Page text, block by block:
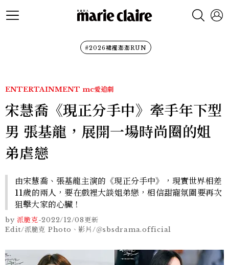
#2026裙襬澎澎RUN
ENTERTAINMENT mc愛追劇
宋慧喬《現正分手中》牽手年下型
男 張基龍，展開一場時尚圈的姐
弟虐戀
由宋慧喬、張基龍主演的《現正分手中》，現實世界相差
11歲的兩人，要在戲裡大談姐弟戀，相信甜寵氛圍要再次
狙擊大家的心臟！
by 派脆克-2022/12/08更新
Edit/派脆克 Photo、影片/＠sbsdrama.official